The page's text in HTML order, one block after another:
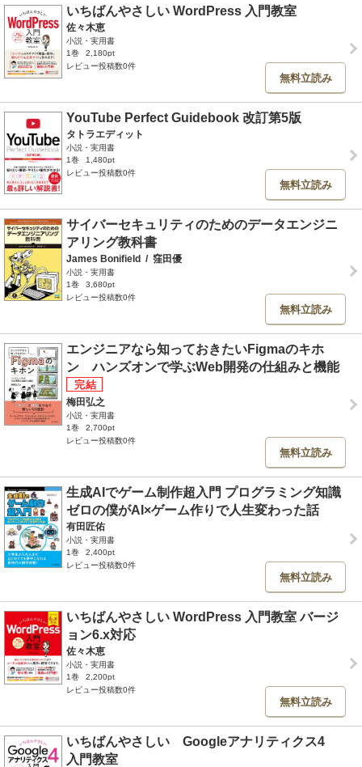
いちばんやさしい WordPress 入門教室
佐々木恵
小説・実用書
1巻
2,180pt
レビュー投稿数0件
無料立読み
YouTube Perfect Guidebook 改訂第5版
タトラエディット
小説・実用書
1巻
1,480pt
レビュー投稿数0件
無料立読み
サイバーセキュリティのためのデータエンジニ
アリング教科書
James Bonifield / 窪田優
小説・実用書
1巻
3,680pt
レビュー投稿数0件
無料立読み
エンジニアなら知っておきたいFigmaのキホ
ン ハンズオンで学ぶWeb開発の仕組みと機能
梅田弘之
小説・実用書
1巻
2,700pt
レビュー投稿数0件
無料立読み
生成AIでゲーム制作超入門 プログラミング知識
ゼロの僕がAI×ゲーム作りで人生変わった話
有田匠佑
小説・実用書
1巻
2,400pt
レビュー投稿数0件
無料立読み
いちばんやさしい WordPress 入門教室 バージ
ョン6.x対応
佐々木恵
小説・実用書
1巻
2,200pt
レビュー投稿数0件
無料立読み
いちばんやさしい Googleアナリティクス4
入門教室